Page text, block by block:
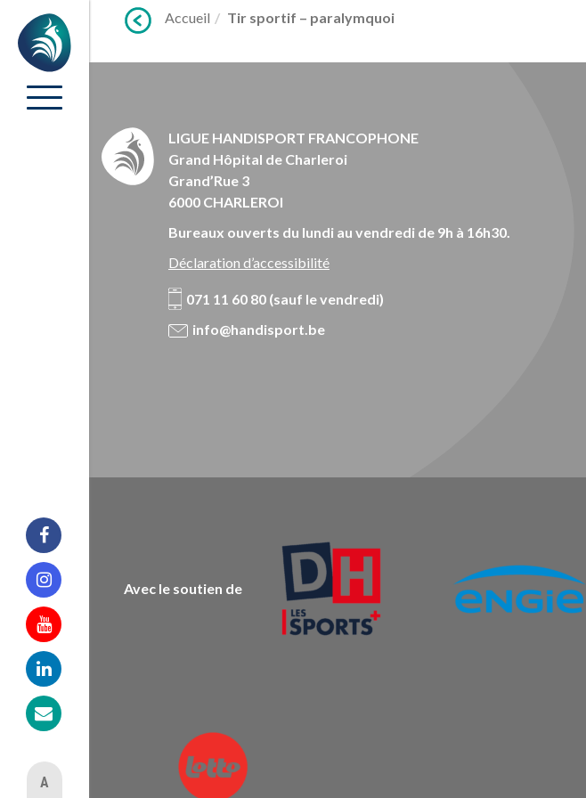
Facebook
Instagram
Youtube
Linkedin
A
Accueil Tir sportif – paralymquoi
LIGUE HANDISPORT FRANCOPHONE
Grand Hôpital de Charleroi
Grand’Rue 3
6000 CHARLEROI
Bureaux ouverts du lundi au vendredi de 9h à 16h30.
Déclaration d’accessibilité
071 11 60 80 (sauf le vendredi)
info@handisport.be
Avec le soutien de